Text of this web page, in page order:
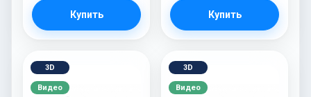
Купить Купить
3D
Видео
3D
Видео